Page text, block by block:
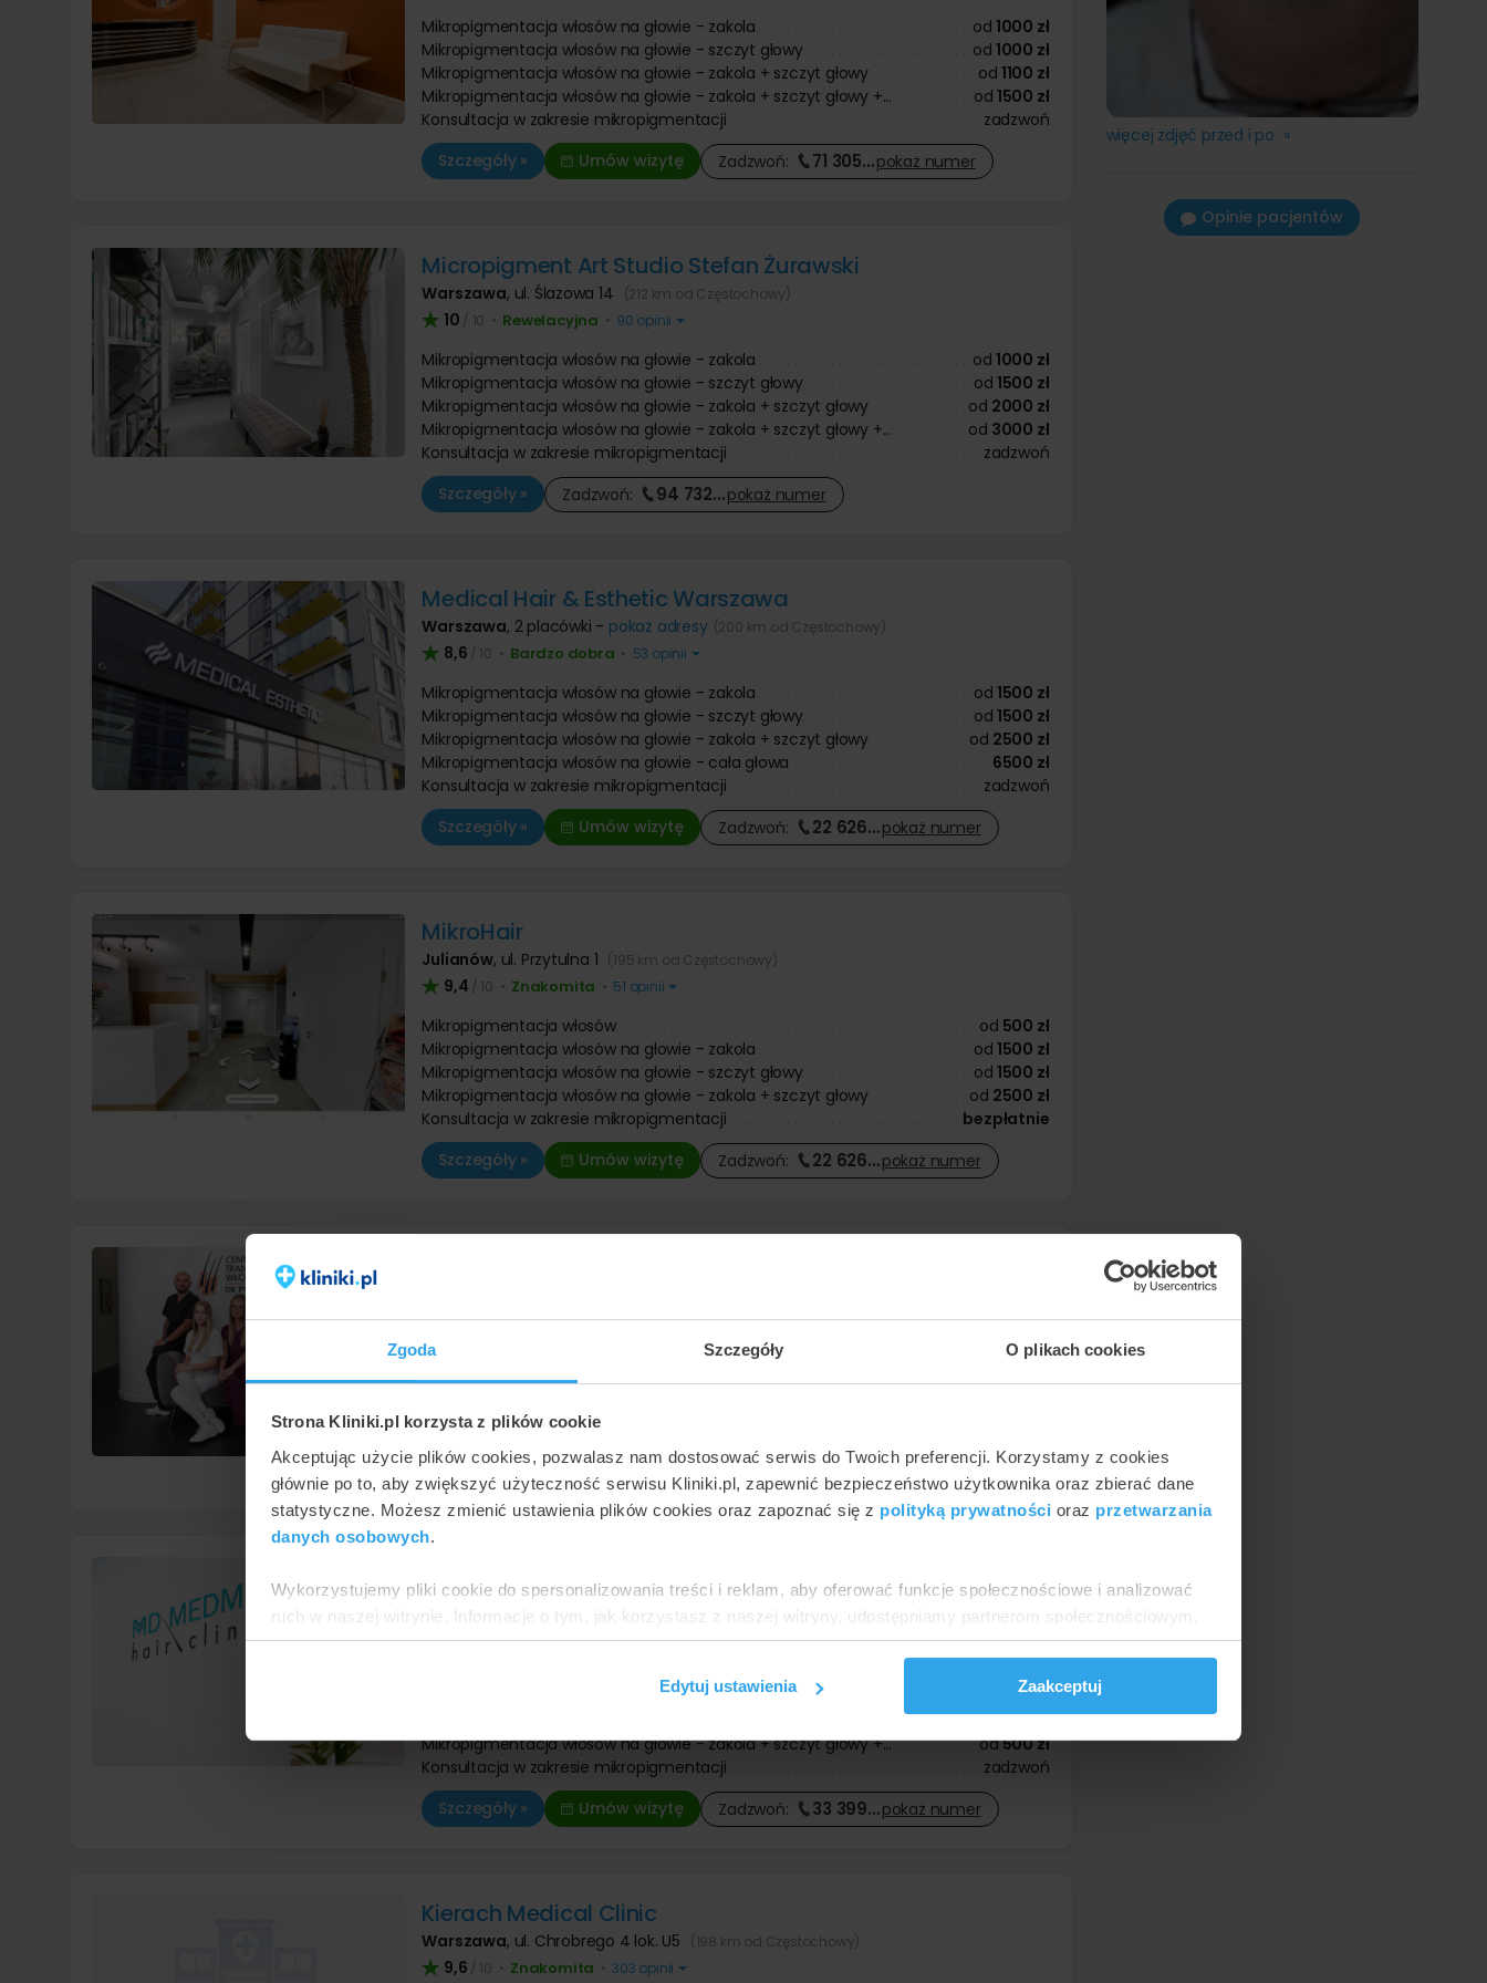
Zgoda Szczegóły O plikach cookies
Strona Kliniki.pl korzysta z plików cookie
Akceptując użycie plików cookies, pozwalasz nam dostosować serwis do Twoich preferencji. Korzystamy z cookies
głównie po to, aby zwiększyć użyteczność serwisu Kliniki.pl, zapewnić bezpieczeństwo użytkownika oraz zbierać dane
statystyczne. Możesz zmienić ustawienia plików cookies oraz zapoznać się z polityką prywatności oraz przetwarzania
danych osobowych.
Wykorzystujemy pliki cookie do spersonalizowania treści i reklam, aby oferować funkcje społecznościowe i analizować
ruch w naszej witrynie. Informacje o tym, jak korzystasz z naszej witryny, udostępniamy partnerom społecznościowym,
reklamowym i analitycznym. Partnerzy mogą połączyć te informacje z innymi danymi otrzymanymi od Ciebie lub
Edytuj ustawienia
Zaakceptuj
Mikropigmentacja włosów na głowie - zakola od 1000 zł
Mikropigmentacja włosów na głowie - szczyt głowy
od 1000 zł
Mikropigmentacja włosów na głowie - zakola + szczyt głowy
od 1100 zł
Mikropigmentacja włosów na głowie - zakola + szczyt głowy +...
od 1500 zł
Konsultacja w zakresie mikropigmentacji
zadzwoń
Szczegóły »
Umów wizytę Zadzwoń: 71 305…pokaż numer
Micropigment Art Studio Stefan Żurawski
Warszawa, ul. Ślazowa 14 (212 km od Częstochowy)
10 / 10 • Rewelacyjna • 90 opinii
Mikropigmentacja włosów na głowie - zakola od 1000 zł
Mikropigmentacja włosów na głowie - szczyt głowy
od 1500 zł
Mikropigmentacja włosów na głowie - zakola + szczyt głowy
od 2000 zł
Mikropigmentacja włosów na głowie - zakola + szczyt głowy +...
od 3000 zł
Konsultacja w zakresie mikropigmentacji
zadzwoń
Szczegóły »
Zadzwoń: 94 732…pokaż numer
Medical Hair & Esthetic Warszawa
Warszawa, 2 placówki - pokaż adresy (200 km od Częstochowy)
8,6 / 10 • Bardzo dobra • 53 opinii
Mikropigmentacja włosów na głowie - zakola od 1500 zł
Mikropigmentacja włosów na głowie - szczyt głowy
od 1500 zł
Mikropigmentacja włosów na głowie - zakola + szczyt głowy
od 2500 zł
Mikropigmentacja włosów na głowie - cała głowa
6500 zł
Konsultacja w zakresie mikropigmentacji
zadzwoń
Szczegóły »
Umów wizytę Zadzwoń: 22 626…pokaż numer
MikroHair
Julianów, ul. Przytulna 1 (195 km od Częstochowy)
9,4 / 10 • Znakomita • 51 opinii
Mikropigmentacja włosów od 500 zł
Mikropigmentacja włosów na głowie - zakola
od 1500 zł
Mikropigmentacja włosów na głowie - szczyt głowy
od 1500 zł
Mikropigmentacja włosów na głowie - zakola + szczyt głowy
od 2500 zł
Konsultacja w zakresie mikropigmentacji
bezpłatnie
Szczegóły »
Umów wizytę Zadzwoń: 22 626…pokaż numer
10/ 10•Rewelacyjna•105 opinii
Mikropigmentacja włosów
6500 zł
Mikropigmentacja włosów na głowie - cała głowa
od6500 zł
Konsultacja w zakresie mikropigmentacji
Szczegóły »
Umów wizytę Zadzwoń: 12 202… pokażnumer
Bielsko-Biała,ul. Gen. Józefa Kustronia 4 (112 km od Częstochowy)
8,9 Bardzo dobra
Mikropigmentacja włosów na głowie - zakola
500 zł
Mikropigmentacja włosów na głowie - szczyt głowy
500 zł
od500 zł
Mikropigmentacja włosów na głowie - zakola + szczyt głowy +...
od500 zł
Konsultacja w zakresie mikropigmentacji
zadzwoń
Szczegóły »
Umów wizytę Zadzwoń: 33 399…pokaż numer
Kierach Medical Clinic
Warszawa, ul. Chrobrego 4 lok. U5 (198 km od Częstochowy)
9,6 / 10 • Znakomita • 303 opinii
więcej zdjęć przed i po »
Opinie pacjentów